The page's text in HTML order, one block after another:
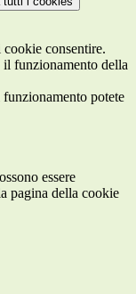
cookie consentire.
il funzionamento della
potete
essere
pagina della cookie